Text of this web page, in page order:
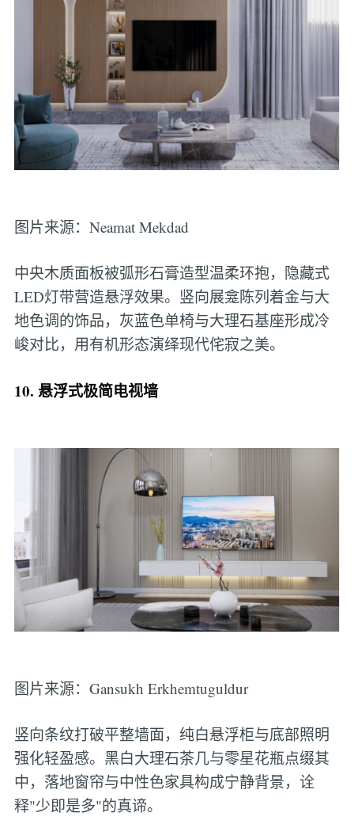
图片来源：Neamat Mekdad
中央木质面板被弧形石膏造型温柔环抱，隐藏式
LED灯带营造悬浮效果。竖向展龛陈列着金与大
地色调的饰品，灰蓝色单椅与大理石基座形成冷
峻对比，用有机形态演绎现代侘寂之美。
10. 悬浮式极简电视墙
图片来源：Gansukh Erkhemtuguldur
竖向条纹打破平整墙面，纯白悬浮柜与底部照明
强化轻盈感。黑白大理石茶几与零星花瓶点缀其
中，落地窗帘与中性色家具构成宁静背景，诠
释"少即是多"的真谛。